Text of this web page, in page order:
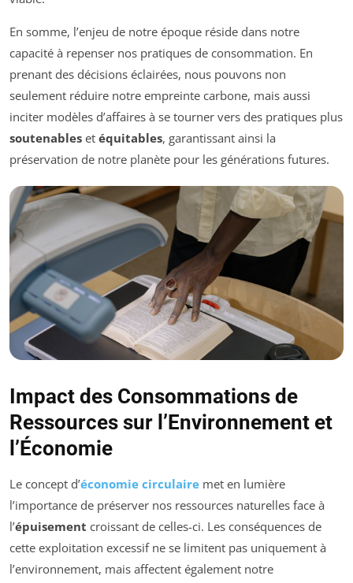
En somme, l’enjeu de notre époque réside dans notre
capacité à repenser nos pratiques de consommation. En
prenant des décisions éclairées, nous pouvons non
seulement réduire notre empreinte carbone, mais aussi
inciter modèles d’affaires à se tourner vers des pratiques plus
soutenables et équitables, garantissant ainsi la
préservation de notre planète pour les générations futures.
Impact des Consommations de
Ressources sur l’Environnement et
l’Économie
Le concept d’économie circulaire met en lumière
l’importance de préserver nos ressources naturelles face à
l’épuisement croissant de celles-ci. Les conséquences de
cette exploitation excessif ne se limitent pas uniquement à
l’environnement, mais affectent également notre